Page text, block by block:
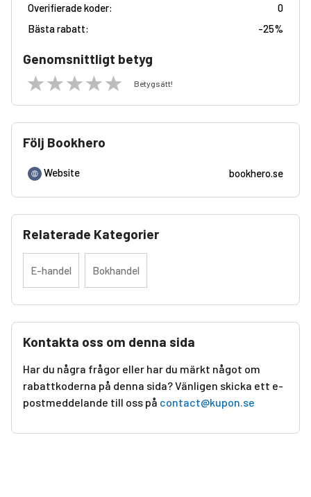
Overifierade koder:
0
Bästa rabatt:
-25%
Genomsnittligt betyg
Betygsätt!
Följ Bookhero
Website bookhero.se
Relaterade Kategorier
E-handel Bokhandel
Kontakta oss om denna sida
Har du några frågor eller har du märkt något om
rabattkoderna på denna sida? Vänligen skicka ett e-
postmeddelande till oss på contact@kupon.se